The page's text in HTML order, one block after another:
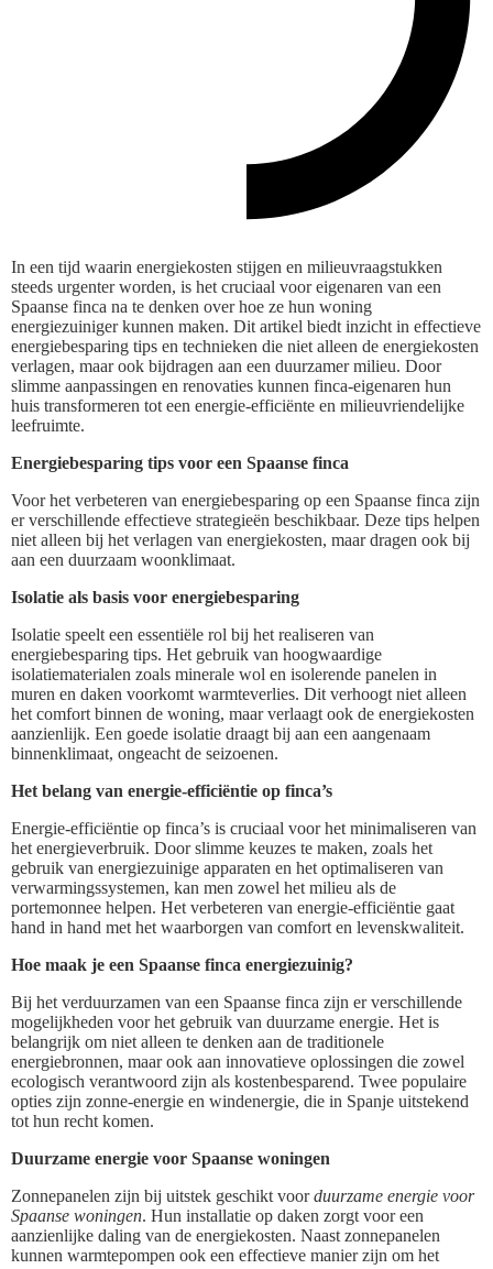
In een tijd waarin energiekosten stijgen en milieuvraagstukken
steeds urgenter worden, is het cruciaal voor eigenaren van een
Spaanse finca na te denken over hoe ze hun woning
energiezuiniger kunnen maken. Dit artikel biedt inzicht in effectieve
energiebesparing tips en technieken die niet alleen de energiekosten
verlagen, maar ook bijdragen aan een duurzamer milieu. Door
slimme aanpassingen en renovaties kunnen finca-eigenaren hun
huis transformeren tot een energie-efficiënte en milieuvriendelijke
leefruimte.
Energiebesparing tips voor een Spaanse finca
Voor het verbeteren van energiebesparing op een Spaanse finca zijn
er verschillende effectieve strategieën beschikbaar. Deze tips helpen
niet alleen bij het verlagen van energiekosten, maar dragen ook bij
aan een duurzaam woonklimaat.
Isolatie als basis voor energiebesparing
Isolatie speelt een essentiële rol bij het realiseren van
energiebesparing tips. Het gebruik van hoogwaardige
isolatiematerialen zoals minerale wol en isolerende panelen in
muren en daken voorkomt warmteverlies. Dit verhoogt niet alleen
het comfort binnen de woning, maar verlaagt ook de energiekosten
aanzienlijk. Een goede isolatie draagt bij aan een aangenaam
binnenklimaat, ongeacht de seizoenen.
Het belang van energie-efficiëntie op finca’s
Energie-efficiëntie op finca’s is cruciaal voor het minimaliseren van
het energieverbruik. Door slimme keuzes te maken, zoals het
gebruik van energiezuinige apparaten en het optimaliseren van
verwarmingssystemen, kan men zowel het milieu als de
portemonnee helpen. Het verbeteren van energie-efficiëntie gaat
hand in hand met het waarborgen van comfort en levenskwaliteit.
Hoe maak je een Spaanse finca energiezuinig?
Bij het verduurzamen van een Spaanse finca zijn er verschillende
mogelijkheden voor het gebruik van duurzame energie. Het is
belangrijk om niet alleen te denken aan de traditionele
energiebronnen, maar ook aan innovatieve oplossingen die zowel
ecologisch verantwoord zijn als kostenbesparend. Twee populaire
opties zijn zonne-energie en windenergie, die in Spanje uitstekend
tot hun recht komen.
Duurzame energie voor Spaanse woningen
Zonnepanelen zijn bij uitstek geschikt voorduurzame energie voor
Spaanse woningen. Hun installatie op daken zorgt voor een
aanzienlijke daling van de energiekosten. Naast zonnepanelen
kunnen warmtepompen ook een effectieve manier zijn om het